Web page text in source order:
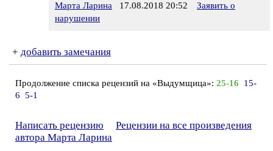
Марта Ларина 17.08.2018 20:52
Заявить о
нарушении
+ добавить замечания
Продолжение списка рецензий на «Выдумщица»: 25-16
15-
6 5-1
Написать рецензию
Рецензии на все произведения
автора Марта Ларина